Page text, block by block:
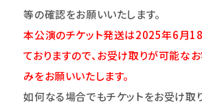
等の確認をお願いいたします。
本公演のチケット発送は2025年6月18
ておりますので、お受け取りが可能な
みをお願いいたします。
如何なる場合でもチケットをお受け取